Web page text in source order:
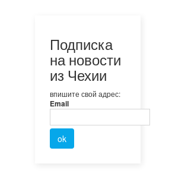
Подписка
на новости
из Чехии
впишите свой адрес:
Email